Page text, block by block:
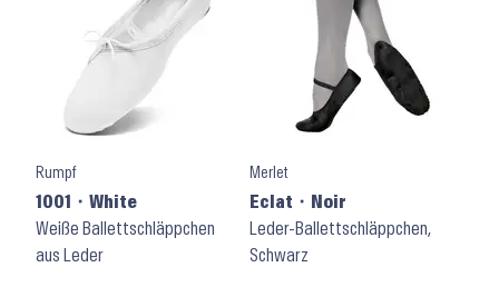
Rumpf
1001 ⬝ White
Weiße Ballettschläppchen
aus Leder
Merlet
Eclat ⬝ Noir
Leder-Ballettschläppchen,
Schwarz